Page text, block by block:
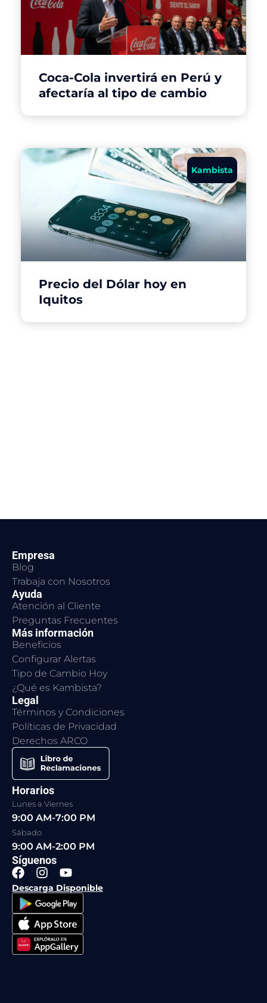
Coca-Cola invertirá en Perú y
afectaría al tipo de cambio
Kambista
Precio del Dólar hoy en
Iquitos
Empresa
Blog
Trabaja con Nosotros
Ayuda
Atención al Cliente
Preguntas Frecuentes
Más información
Beneficios
Configurar Alertas
Tipo de Cambio Hoy
¿Qué es Kambista?
Legal
Términos y Condiciones
Políticas de Privacidad
Derechos ARCO
Horarios
Lunes a Viernes
9:00 AM-7:00 PM
Sábado
9:00 AM-2:00 PM
Síguenos
F
a
c
e
b
o
o
k
I
n
s
t
a
g
r
a
Y
o
u
t
u
b
e
Descarga Disponible